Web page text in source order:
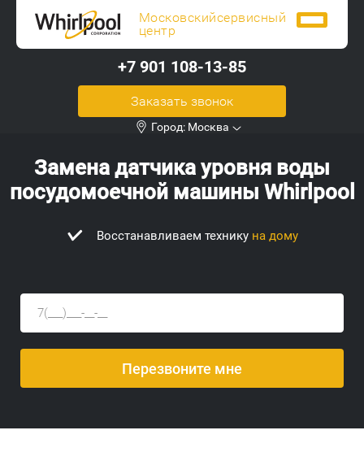
Московскийсервисный
центр
Город: Москва
+7 901 108-13-85
Заказать звонок
Замена датчика уровня воды
посудомоечной машины Whirlpool
на дому Мастера с опытом